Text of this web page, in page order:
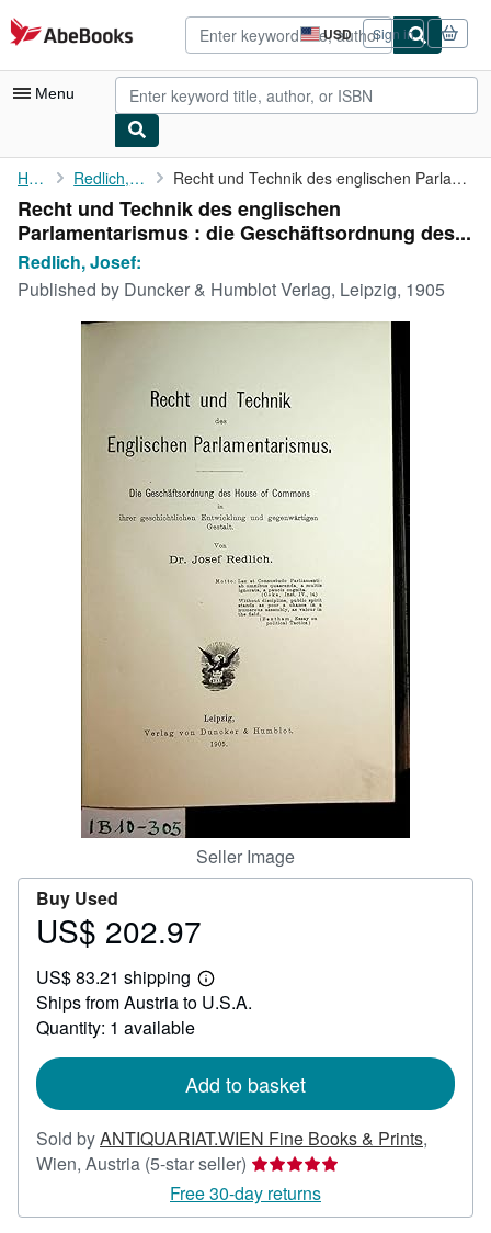
Skip to main content
AbeBooks.com USD
Site
shopping
preferences
Sign in
Menu
My Account
My Purchases
Advanced Search
Browse Collections
Rare Books
CLOSE
Home Redlich, Josef: Recht und Technik des englischen Parlamentarismus : die ...
Recht und Technik des englischen
Parlamentarismus : die Geschäftsordnung des...
Redlich, Josef:
Published by Duncker & Humblot Verlag, Leipzig, 1905
Seller Image
Buy Used
Price
202.97
US$ 202.97
US$ 83.21 shipping
Learn
more
Ships from Austria to U.S.A.
Quantity: 1 available
Add to basket
Sold byANTIQUARIAT.WIEN Fine Books & Prints,
Wien, Austria (5-star seller) Seller
rating
5
Free 30-day returns